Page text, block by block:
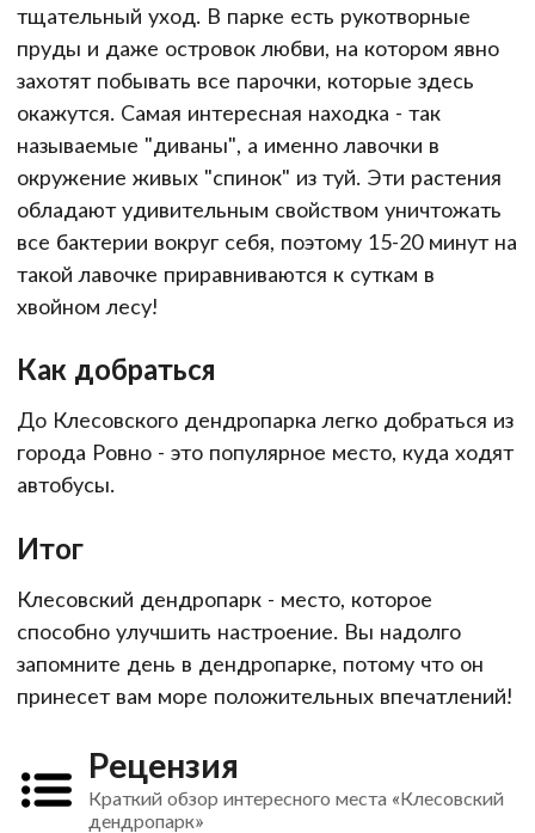
тщательный уход. В парке есть рукотворные
пруды и даже островок любви, на котором явно
захотят побывать все парочки, которые здесь
окажутся. Самая интересная находка - так
называемые "диваны", а именно лавочки в
окружение живых "спинок" из туй. Эти растения
обладают удивительным свойством уничтожать
все бактерии вокруг себя, поэтому 15-20 минут на
такой лавочке приравниваются к суткам в
хвойном лесу!
Как добраться
До Клесовского дендропарка легко добраться из
города Ровно - это популярное место, куда ходят
автобусы.
Итог
Клесовский дендропарк - место, которое
способно улучшить настроение. Вы надолго
запомните день в дендропарке, потому что он
принесет вам море положительных впечатлений!
Рецензия
Краткий обзор интересного места «Клесовский
дендропарк»